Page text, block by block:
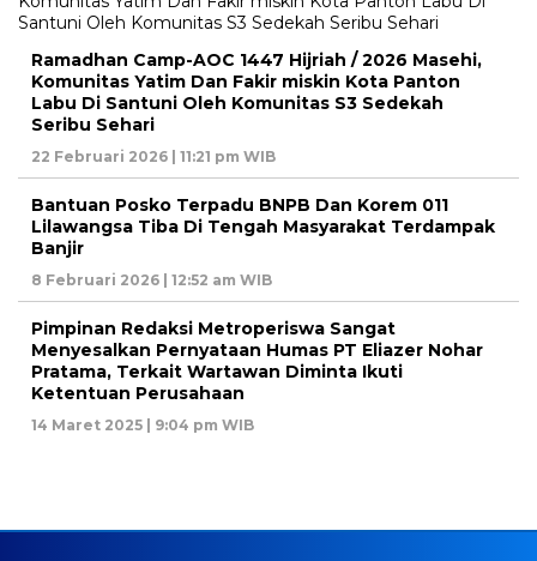
Ramadhan Camp-AOC 1447 Hijriah / 2026 Masehi,
Komunitas Yatim Dan Fakir miskin Kota Panton
Labu Di Santuni Oleh Komunitas S3 Sedekah
Seribu Sehari
22 Februari 2026 | 11:21 pm WIB
Bantuan Posko Terpadu BNPB Dan Korem 011
Lilawangsa Tiba Di Tengah Masyarakat Terdampak
Banjir
8 Februari 2026 | 12:52 am WIB
Pimpinan Redaksi Metroperiswa Sangat
Menyesalkan Pernyataan Humas PT Eliazer Nohar
Pratama, Terkait Wartawan Diminta Ikuti
Ketentuan Perusahaan
14 Maret 2025 | 9:04 pm WIB